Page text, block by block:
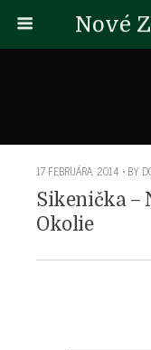
Nové
17 FEBRUÁRA, 2014 • BY
Sikenička –
Okolie